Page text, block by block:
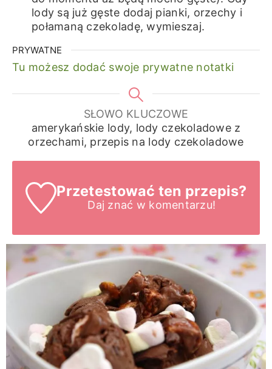
lody są już gęste dodaj pianki, orzechy i
połamaną czekoladę, wymieszaj.
PRYWATNE
Tu możesz dodać swoje prywatne notatki
SŁOWO KLUCZOWE
amerykańskie lody, lody czekoladowe z
orzechami, przepis na lody czekoladowe
Przetestować ten przepis?
Daj znać w komentarzu!